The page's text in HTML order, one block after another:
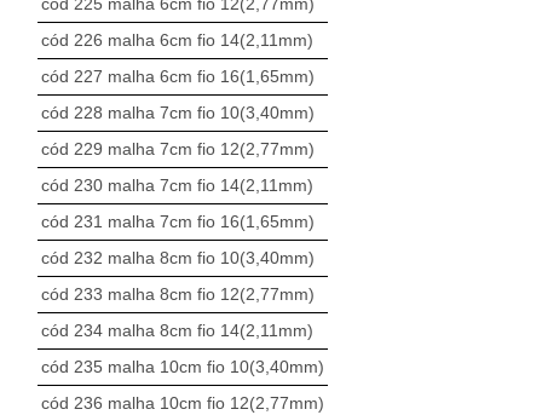
cód 225 malha 6cm fio 12(2,77mm)
cód 226 malha 6cm fio 14(2,11mm)
cód 227 malha 6cm fio 16(1,65mm)
cód 228 malha 7cm fio 10(3,40mm)
cód 229 malha 7cm fio 12(2,77mm)
cód 230 malha 7cm fio 14(2,11mm)
cód 231 malha 7cm fio 16(1,65mm)
cód 232 malha 8cm fio 10(3,40mm)
cód 233 malha 8cm fio 12(2,77mm)
cód 234 malha 8cm fio 14(2,11mm)
cód 235 malha 10cm fio 10(3,40mm)
cód 236 malha 10cm fio 12(2,77mm)